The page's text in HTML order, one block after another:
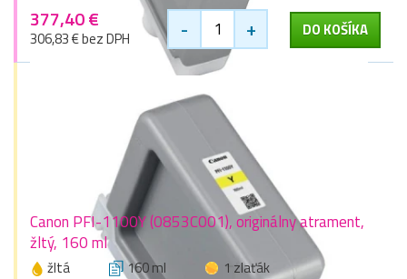
377,40 €
306,83 € bez DPH - + DO KOŠÍKA
Canon PFI-1100Y (0853C001), originálny atrament,
žltý, 160 ml
žltá 160 ml
1 zlaťák